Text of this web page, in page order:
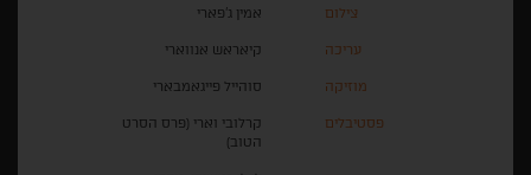
צילום אמין ג'פארי
עריכה קיאראש אנווארי
מוזיקה סוהייל פייגאמבארי
פסטיבלים
קרלובי וארי (פרס הסרט
הטוב)